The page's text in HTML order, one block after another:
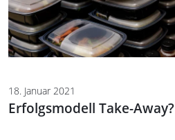
18. Januar 2021
Erfolgsmodell Take-Away?